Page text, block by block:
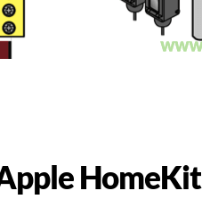
HomeKit